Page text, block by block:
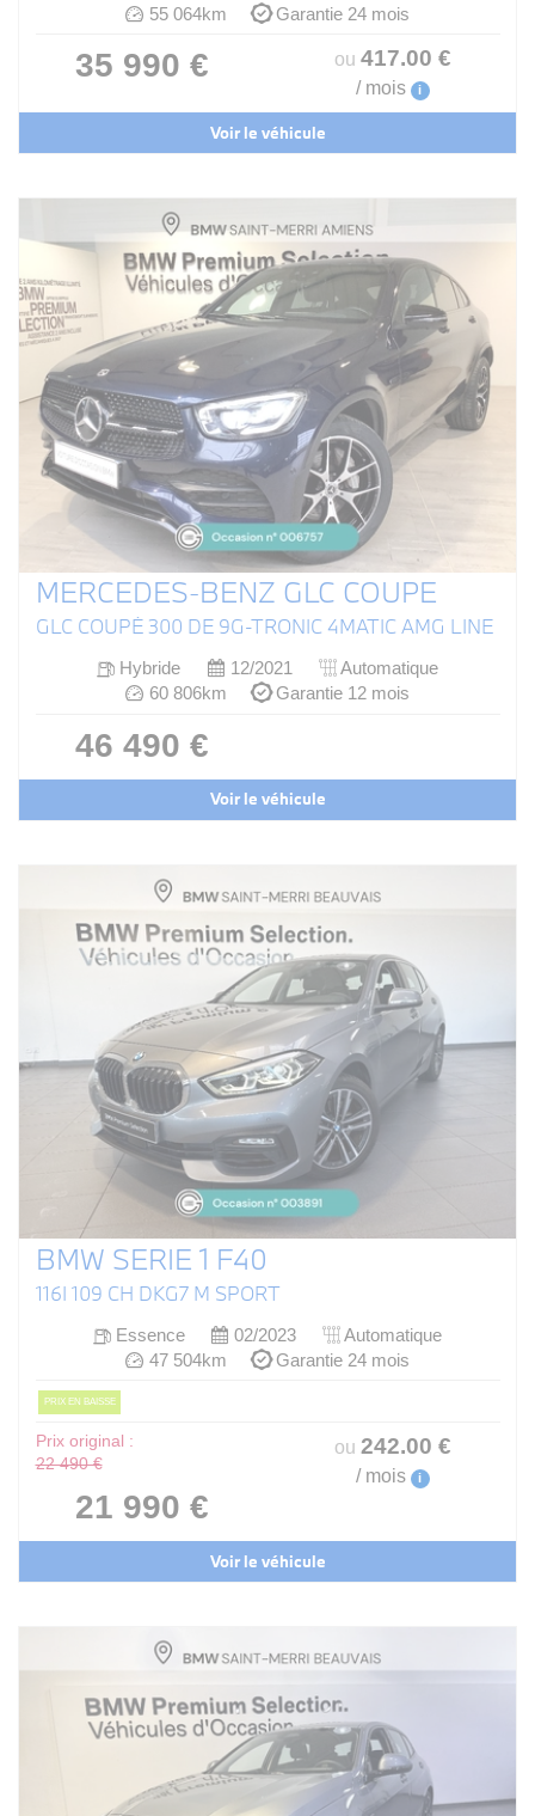
55 064km
Garantie 24 mois
35 990 € ou 417.00 €
/ mois i
Voir le véhicule
MERCEDES-BENZ GLC COUPE
GLC COUPÉ 300 DE 9G-TRONIC 4MATIC AMG LINE
Hybride 12/2021
Automatique
60 806km
Garantie 12 mois
46 490 €
Voir le véhicule
BMW SERIE 1 F40
116I 109 CH DKG7 M SPORT
Essence 02/2023
Automatique
47 504km
Garantie 24 mois
PRIX EN BAISSE
Prix original :
22 490 €
21 990 €
ou 242.00 €
/ mois i
Voir le véhicule